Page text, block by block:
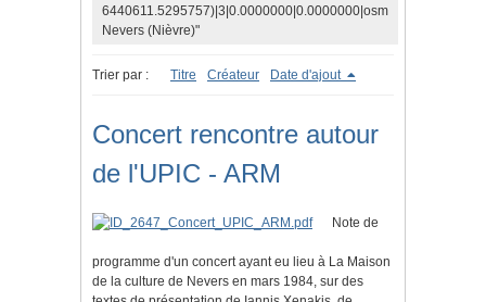
6440611.5295757)|3|0.0000000|0.0000000|osm
Nevers (Nièvre)"
Trier par : Titre Créateur Date d'ajout
Concert rencontre autour
de l'UPIC - ARM
Note de
programme d'un concert ayant eu lieu à La Maison
de la culture de Nevers en mars 1984, sur des